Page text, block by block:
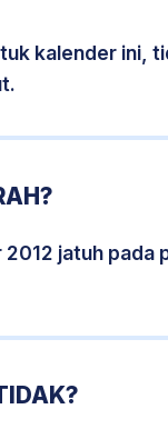
kalender ini,
jatuh